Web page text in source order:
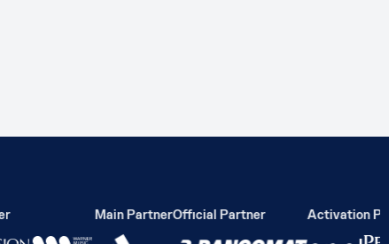
Main PartnerOfficial Partner Activation